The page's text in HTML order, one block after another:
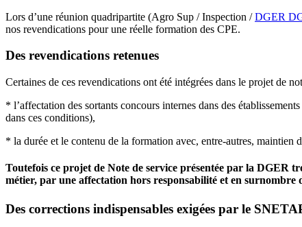
Lors d’une réunion quadripartite (Agro Sup / Inspection /DGER
nos revendications pour une réelle formation des CPE.
Des revendications retenues
Certaines de ces revendications ont été intégrées dans le projet de
* l’affectation des sortants concours internes dans des
dans ces conditions),
* la durée et le contenu de la formation avec, entre-autres, maintien
Toutefois ce projet de Note de service présentée par la DGER
métier, par une affectation hors responsabilité et en surnombre
Des corrections indispensables exigées par le